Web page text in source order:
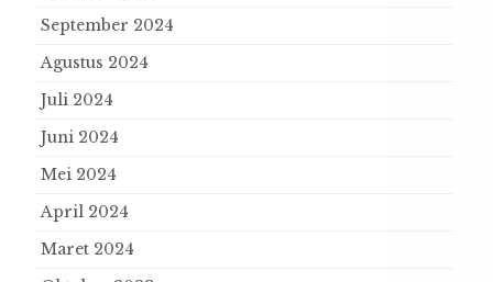
September 2024
Agustus 2024
Juli 2024
Juni 2024
Mei 2024
April 2024
Maret 2024